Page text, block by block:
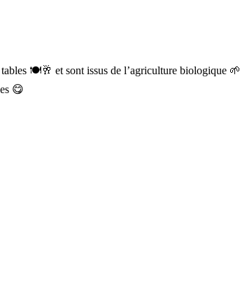
tables 🍽️🥂 et sont issus de l’agriculture biologique 🌱
😋